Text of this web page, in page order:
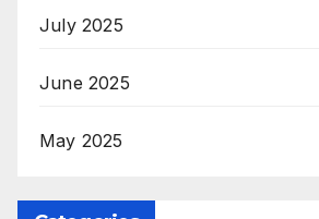
July 2025
June 2025
May 2025